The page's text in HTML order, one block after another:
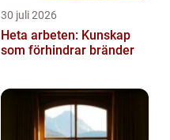
30 juli 2026
Heta arbeten: Kunskap
som förhindrar bränder